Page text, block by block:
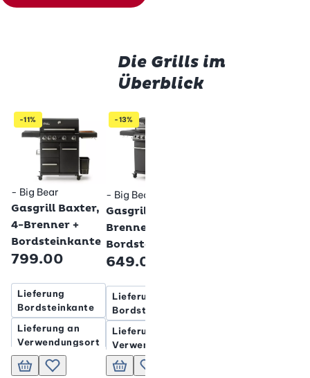
Die Grills im
Überblick
-11%
Betty Bossi
- Big Bear
Gasgrill Baxter,
4-Brenner +
Bordsteinkante
799.00
Lieferung
Bordsteinkante
Lieferung an
Verwendungsort
Lieferung an
-13%
Betty Bossi
- Big Bear
Gasgrill Ben, 3-
Brenner +
Bordsteinkante
649.00
Lieferung
Bordsteinkante
Lieferung an
Verwendungsort
+ Montage